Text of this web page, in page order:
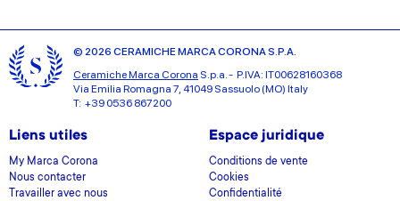
© 2026 CERAMICHE MARCA CORONA S.P.A.
Ceramiche Marca Corona S.p.a. - P.IVA: IT00628160368
Via Emilia Romagna 7, 41049 Sassuolo (MO) Italy
T: +39 0536 867200
Liens utiles
My Marca Corona
Nous contacter
Travailler avec nous
Espace juridique
Conditions de vente
Cookies
Confidentialité